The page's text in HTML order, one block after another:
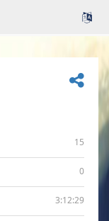
15
0
3:12:29